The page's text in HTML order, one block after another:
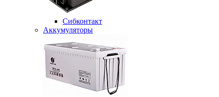
Сибконтакт
Аккумуляторы